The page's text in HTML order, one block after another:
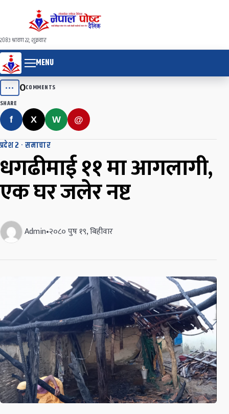
२०८३ श्रावण २२, शुक्रवार
MENU
••• 0COMMENTS
SHARE
f X W @
प्रदेश २ · समाचार
धगढीमाई ११ मा आगलागी,
एक घर जलेर नष्ट
Admin•२०८० पुष १९, बिहीवार